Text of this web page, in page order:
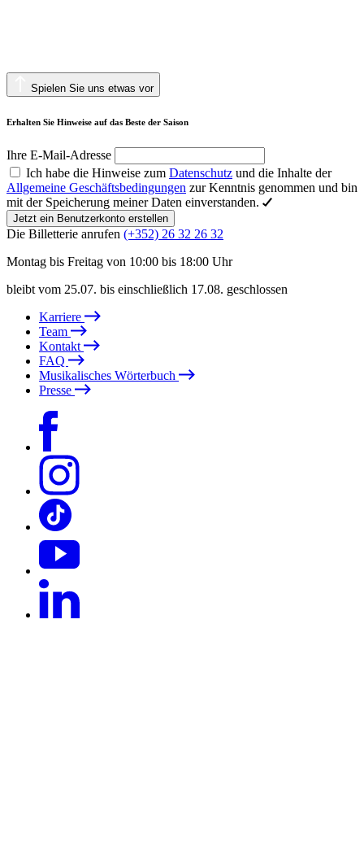
Spielen Sie uns etwas vor
Erhalten Sie Hinweise auf das Beste der Saison
Ihre E-Mail-Adresse
Ich habe die Hinweise zum Datenschutz und die Inhalte der
Allgemeine Geschäftsbedingungen zur Kenntnis genommen und bin
mit der Speicherung meiner Daten einverstanden.
Jetzt ein Benutzerkonto erstellen
Die Billetterie anrufen (+352) 26 32 26 32
Montag bis Freitag von 10:00 bis 18:00 Uhr
bleibt vom 25.07. bis einschließlich 17.08. geschlossen
Karriere
Team
Kontakt
FAQ
Musikalisches Wörterbuch
Presse